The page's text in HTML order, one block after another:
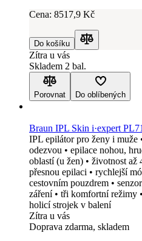
Cena: 8517,9 Kč
Do košíku
Porovnat
Zítra u vás
Skladem 2 bal.
Porovnat Do oblíbených
Braun IPL Skin i·expert
IPL epilátor pro ženy i muže
odezvou • epilace nohou,
oblastí (u žen) • životnost až
přesnou epilaci • rychlejší
cestovním pouzdrem •
záření • tři komfortní režimy
holicí strojek v balení
Zítra u vás
Doprava zdarma, skladem